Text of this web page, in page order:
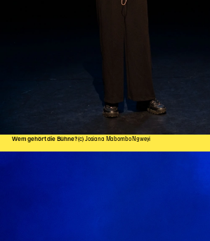
Wem gehört die Bühne?(c) Josiana Mabombo Ngweyi